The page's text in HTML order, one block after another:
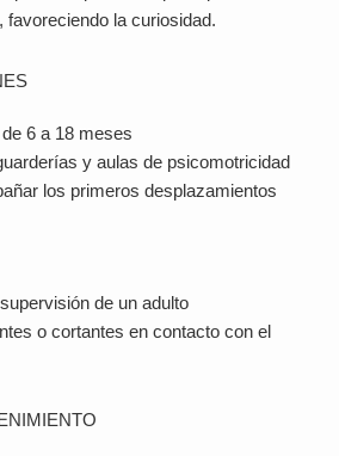
favoreciendo la curiosidad.
6 a 18 meses
y aulas de psicomotricidad
los primeros desplazamientos
de un adulto
o cortantes en contacto con el